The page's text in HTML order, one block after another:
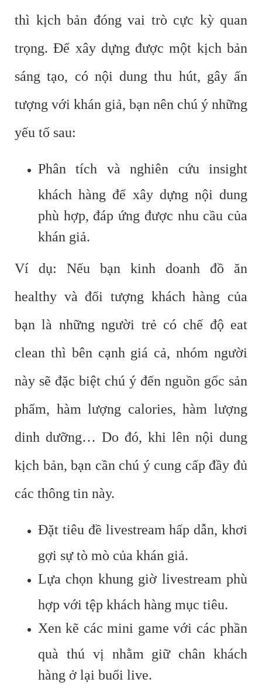
thì kịch bản đóng vai trò cực kỳ quan
trọng. Để xây dựng được một kịch bản
sáng tạo, có nội dung thu hút, gây ấn
tượng với khán giả, bạn nên chú ý những
yếu tố sau:
Phân tích và nghiên cứu insight
khách hàng để xây dựng nội dung
phù hợp, đáp ứng được nhu cầu của
khán giả.
Ví dụ: Nếu bạn kinh doanh đồ ăn
healthy và đối tượng khách hàng của
bạn là những người trẻ có chế độ eat
clean thì bên cạnh giá cả, nhóm người
này sẽ đặc biệt chú ý đến nguồn gốc sản
phẩm, hàm lượng calories, hàm lượng
dinh dưỡng… Do đó, khi lên nội dung
kịch bản, bạn cần chú ý cung cấp đầy đủ
các thông tin này.
Đặt tiêu đề livestream hấp dẫn, khơi
gợi sự tò mò của khán giả.
Lựa chọn khung giờ livestream phù
hợp với tệp khách hàng mục tiêu.
Xen kẽ các mini game với các phần
quà thú vị nhằm giữ chân khách
hàng ở lại buổi live.